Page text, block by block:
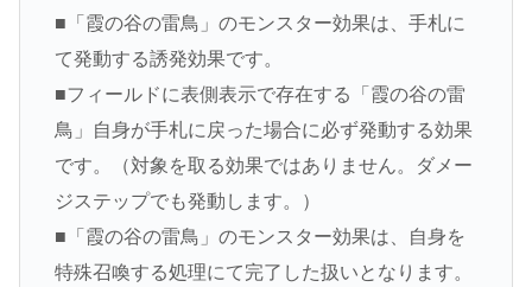
■「霞の谷の雷鳥」のモンスター効果は、手札に
て発動する誘発効果です。
■フィールドに表側表示で存在する「霞の谷の雷
鳥」自身が手札に戻った場合に必ず発動する効果
です。（対象を取る効果ではありません。ダメー
ジステップでも発動します。）
■「霞の谷の雷鳥」のモンスター効果は、自身を
特殊召喚する処理にて完了した扱いとなります。